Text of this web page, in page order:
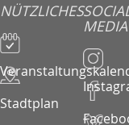
NÜTZLICHES
Stadtplan
MEDIA